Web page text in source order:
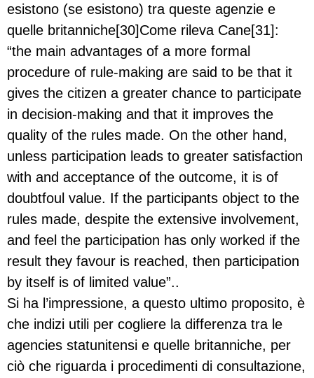
esistono (se esistono) tra queste agenzie e
quelle britanniche[30]Come rileva Cane[31]:
“the main advantages of a more formal
procedure of rule-making are said to be that it
gives the citizen a greater chance to participate
in decision-making and that it improves the
quality of the rules made. On the other hand,
unless participation leads to greater satisfaction
with and acceptance of the outcome, it is of
doubtfoul value. If the participants object to the
rules made, despite the extensive involvement,
and feel the participation has only worked if the
result they favour is reached, then participation
by itself is of limited value”..
Si ha l’impressione, a questo ultimo proposito, è
che indizi utili per cogliere la differenza tra le
agencies statunitensi e quelle britanniche, per
ciò che riguarda i procedimenti di consultazione,